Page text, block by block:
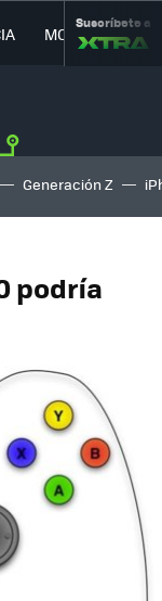
MOVILIDAD
Suscríbete a
Generación Z
podría